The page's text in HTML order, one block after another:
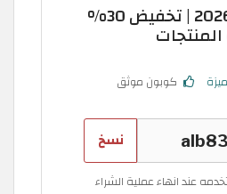
كود خصم تيمو 2026 | تخفيض 30%
كوبون موثق
نسخ
عند انهاء عملية الشراء